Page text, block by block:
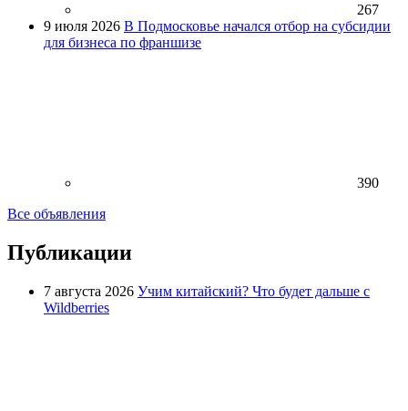
267
9 июля 2026 В Подмосковье начался отбор на субсидии
для бизнеса по франшизе
390
Все объявления
Публикации
7 августа 2026 Учим китайский? Что будет дальше с
Wildberries